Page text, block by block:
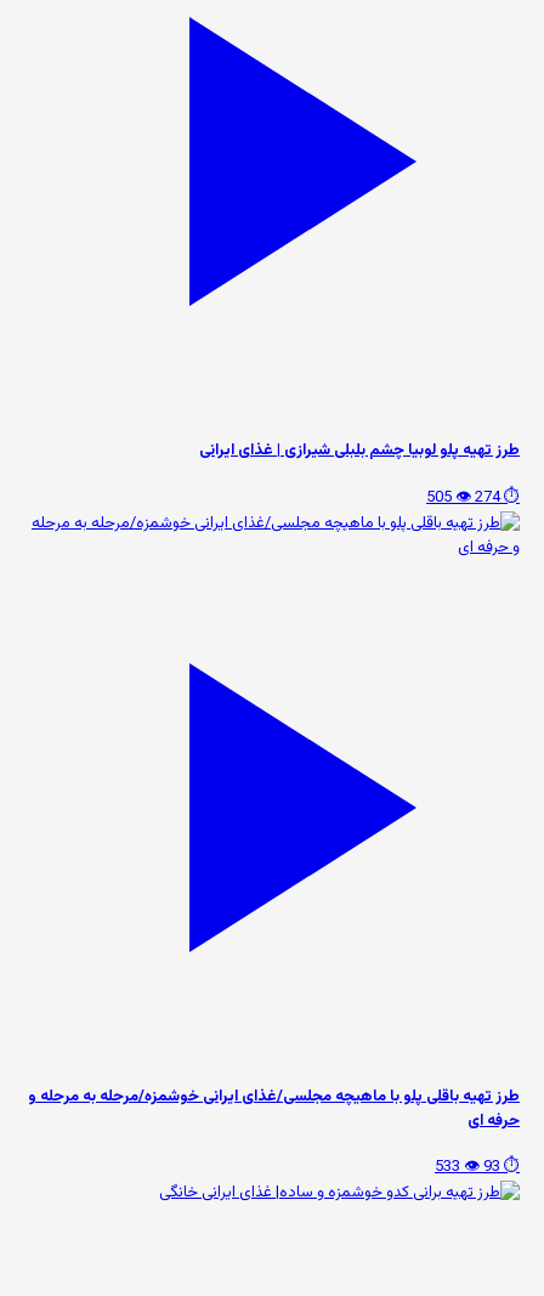
طرز تهیه پلو لوبیا چشم بلبلی شیرازی | غذای ایرانی
⏱️ 274
👁️ 505
طرز تهیه باقلی پلو با ماهیچه مجلسی/غذای ایرانی خوشمزه/مرحله به مرحله و
حرفه ای
⏱️ 93
👁️ 533